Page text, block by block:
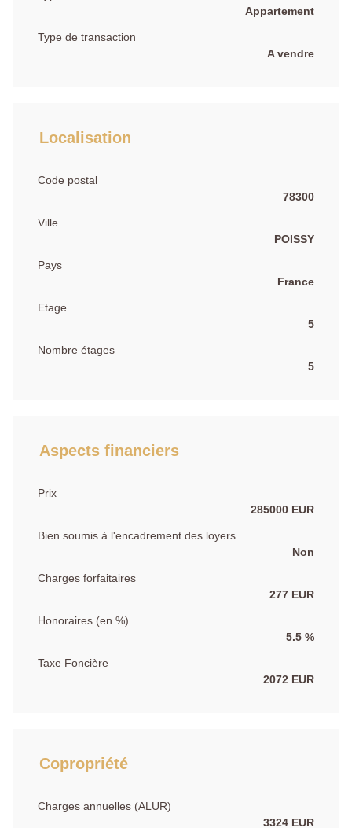
Appartement
Type de transaction
A vendre
Localisation
Code postal
78300
Ville
POISSY
Pays
France
Etage
5
Nombre étages
5
Aspects financiers
Prix
285000 EUR
Bien soumis à l'encadrement des loyers
Non
Charges forfaitaires
277 EUR
Honoraires (en %)
5.5 %
Taxe Foncière
2072 EUR
Copropriété
Charges annuelles (ALUR)
3324 EUR